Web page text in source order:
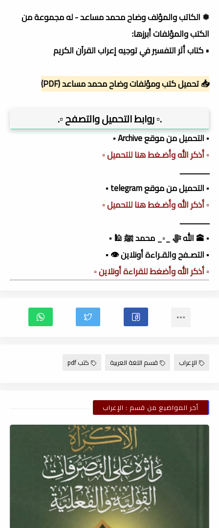
❅ الكاتب والمؤلف وضاح محمد مساعد - له مجموعة من
الكتب والمؤلفات أبرزها:
• كتاب أثر التفسير في توجيه إعراب القرآن الكريم
📥 تحميل كتب ومؤلفات وضاح محمد مساعد (PDF)
.▫️ روابط التحميل والتصفح ▫️.
▪️ التحميل من موقع Archive ▪️
▫️ أذكر الله وأضـغط هنا للتحميل ▫️
ـــــــــــــــ
▪️ التحميل من موقع telegram ▪️
▫️ أذكر الله وأضـغط هنا للتحميل ▫️
ـــــــــــــــ
▪️ 🕋 الله ﷻ _▫️_ محمد ﷺ 🕌 ▪️
▪️ التصـفح والقـراءة أونلاين 👁️ ▪️
▫️ أذكر الله وأضغط للقراءة أونلاين ▫️
الإعراب قسم اللغة العربية كتب pdf
أخر المواضيع من قسم : الإعراب